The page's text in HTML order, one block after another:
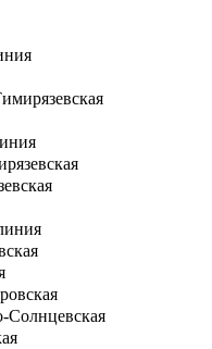
Солнцевская